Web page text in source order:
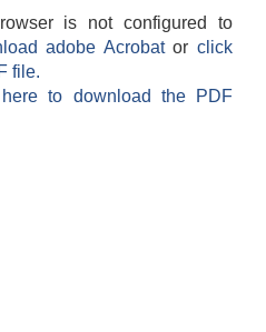
is not configured to
adobe Acrobatorclick
file.
to download the PDF